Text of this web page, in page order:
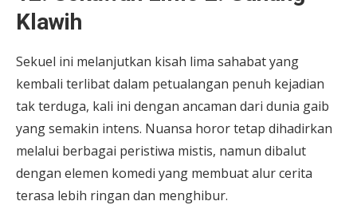
Klawih
Sekuel ini melanjutkan kisah lima sahabat yang
kembali terlibat dalam petualangan penuh kejadian
tak terduga, kali ini dengan ancaman dari dunia gaib
yang semakin intens. Nuansa horor tetap dihadirkan
melalui berbagai peristiwa mistis, namun dibalut
dengan elemen komedi yang membuat alur cerita
terasa lebih ringan dan menghibur.